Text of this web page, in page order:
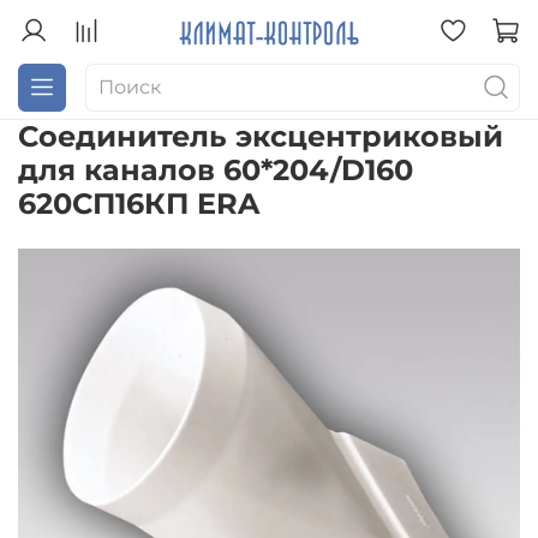
Соединитель эксцентриковый
для каналов 60*204/D160
620СП16КП ERA